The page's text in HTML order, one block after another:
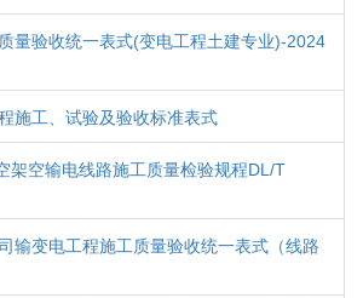
量验收统一表式(变电工程土建专业)-2024
施工、试验及验收标准表式
架空输电线路施工质量检验规程DL/T
输变电工程施工质量验收统一表式（线路